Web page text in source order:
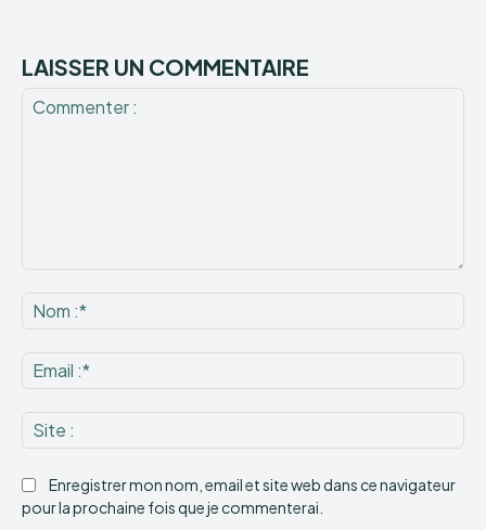
LAISSER UN COMMENTAIRE
:*
:*
:
Enregistrer mon nom, email et site web dans ce navigateur
pour la prochaine fois que je commenterai.